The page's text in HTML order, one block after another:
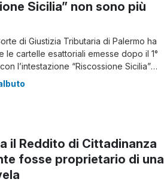
Sicilia” non sono più
di Giustizia Tributaria di Palermo ha
le cartelle esattoriali emesse dopo il 1°
l’intestazione “Riscossione Sicilia”
valore giuridico. La sentenza è stata
all’annullamento di una pretesa
il Reddito di Cittadinanza
fosse proprietario di una